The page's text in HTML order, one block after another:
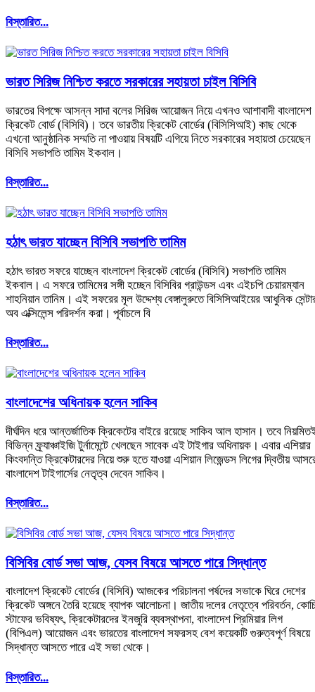
বিস্তারিত...
ভারত সিরিজ নিশ্চিত করতে সরকারের সহায়তা চাইল বিসিবি
ভারতের বিপক্ষে আসন্ন সাদা বলের সিরিজ আয়োজন নিয়ে এখনও আশাবাদী বাংলাদেশ
ক্রিকেট বোর্ড (বিসিবি)। তবে ভারতীয় ক্রিকেট বোর্ডের (বিসিসিআই) কাছ থেকে
এখনো আনুষ্ঠানিক সম্মতি না পাওয়ায় বিষয়টি এগিয়ে নিতে সরকারের সহায়তা চেয়েছেন
বিসিবি সভাপতি তামিম ইকবাল।
বিস্তারিত...
হঠাৎ ভারত যাচ্ছেন বিসিবি সভাপতি তামিম
হঠাৎ ভারত সফরে যাচ্ছেন বাংলাদেশ ক্রিকেট বোর্ডের (বিসিবি) সভাপতি তামিম
ইকবাল। এ সফরে তামিমের সঙ্গী হচ্ছেন বিসিবির গ্রাউন্ডস এবং এইচপি চেয়ারম্যান
শাহনিয়ান তানিম। এই সফরের মূল উদ্দেশ্য বেঙ্গালুরুতে বিসিসিআইয়ের আধুনিক
অব এক্সিলেন্স পরিদর্শন করা। পূর্বাচলে বি
বিস্তারিত...
বাংলাদেশের অধিনায়ক হলেন সাকিব
দীর্ঘদিন ধরে আন্তর্জাতিক ক্রিকেটের বাইরে রয়েছে সাকিব আল হাসান। তবে
বিভিন্ন ফ্র্যাঞ্চাইজি টুর্নামেন্টে খেলছেন সাবেক এই টাইগার অধিনায়ক। এবার এশিয়ার
কিংবদন্তি ক্রিকেটারদের নিয়ে শুরু হতে যাওয়া এশিয়ান লিজেন্ডস লিগের দ্বিতীয়
বাংলাদেশ টাইগার্সের নেতৃত্ব দেবেন সাকিব।
বিস্তারিত...
বিসিবির বোর্ড সভা আজ, যেসব বিষয়ে আসতে পারে সিদ্ধান্ত
বাংলাদেশ ক্রিকেট বোর্ডের (বিসিবি) আজকের পরিচালনা পর্ষদের সভাকে ঘিরে দেশের
ক্রিকেট অঙ্গনে তৈরি হয়েছে ব্যাপক আলোচনা। জাতীয় দলের নেতৃত্বে পরিবর্তন,
স্টাফের ভবিষ্যৎ, ক্রিকেটারদের ইনজুরি ব্যবস্থাপনা, বাংলাদেশ প্রিমিয়ার লিগ
(বিপিএল) আয়োজন এবং ভারতের বাংলাদেশ সফরসহ বেশ কয়েকটি গুরুত্বপূর্ণ বিষয়ে
সিদ্ধান্ত আসতে পারে এই সভা থেকে।
বিস্তারিত...